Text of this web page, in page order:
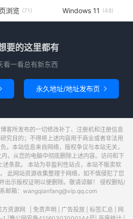
浏览 (71) Windows 11 (48)
要的这里都有
看一看总有新东西
永久地址/地址发布页 
客所发布的一切修改补丁、注册机和注册信息
究目的；不得将上述内容用于商业或者非法用
。本站信息来自网络，版权争议与本站无关，
，从您的电脑中彻底删除上述内容。访问和下
条款。 本站为非盈利性站点，本站不贩卖软
此网站资源收集整理于网络，如不慎侵犯了您
出示版权证明以便删除。敬请谅解！ 侵权删帖/
邮箱：wangqianfang@vip.qq.com
方资源网 免责声明 广告投放| 标签汇总
网